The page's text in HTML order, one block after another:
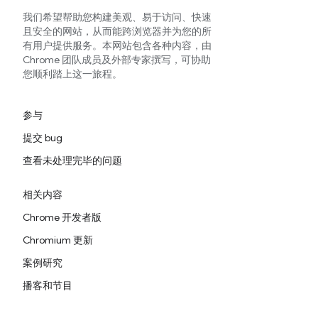
我们希望帮助您构建美观、易于访问、快速
且安全的网站，从而能跨浏览器并为您的所
有用户提供服务。本网站包含各种内容，由
Chrome 团队成员及外部专家撰写，可协助
您顺利踏上这一旅程。
参与
提交 bug
查看未处理完毕的问题
相关内容
Chrome 开发者版
Chromium 更新
案例研究
播客和节目